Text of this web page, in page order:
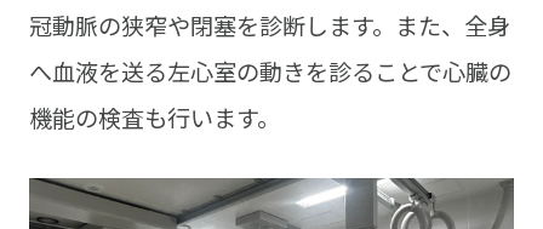
冠動脈の狭窄や閉塞を診断します。また、全身
へ血液を送る左心室の動きを診ることで心臓の
機能の検査も行います。